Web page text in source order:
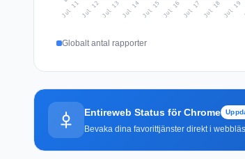
Jul 11Jul 12Jul 13 Jul 14Jul 15 Jul 16 Jul 17 Jul 18 Jul 19
Globalt antal rapporter
Entireweb Status för Chrome
Bevaka dina favorittjänster direkt i